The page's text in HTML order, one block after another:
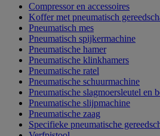
Compressor en accessoires
Koffer met pneumatisch
Pneumatisch mes
Pneumatisch spijkermachine
Pneumatische hamer
Pneumatische klinkhamers
Pneumatische ratel
Pneumatische schuurmachine
Pneumatische slagmoersleutel en
Pneumatische slijpmachine
Pneumatische zaag
Specifieke pneumatische